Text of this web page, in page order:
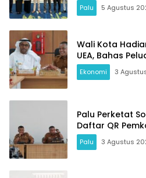
Palu 5 Agustus
Wali Kota
UEA, Bahas
Ekonomi 3
Palu Perketat
Daftar QR
Palu 3 Agustus